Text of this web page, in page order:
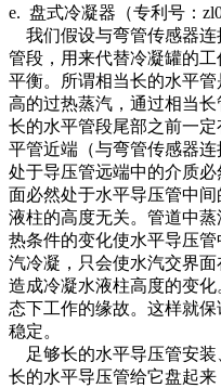
e. 盘式冷凝器（专利号：
我们假设与弯管传感器连
管段，用来代替冷凝罐的
平衡。所谓相当长的水平
高的过热蒸汽，通过相当
长的水平管段尾部之前一
平管近端（与弯管传感器
处于导压管远端中的介质
面必然处于水平导压管中
液柱的高度无关。管道中
热条件的变化使水平导压
汽冷凝，只会使水汽交界
造成冷凝水液柱高度的变
态下工作的缘故。这样就
稳定。
足够长的水平导压管安装
长的水平导压管给它盘起